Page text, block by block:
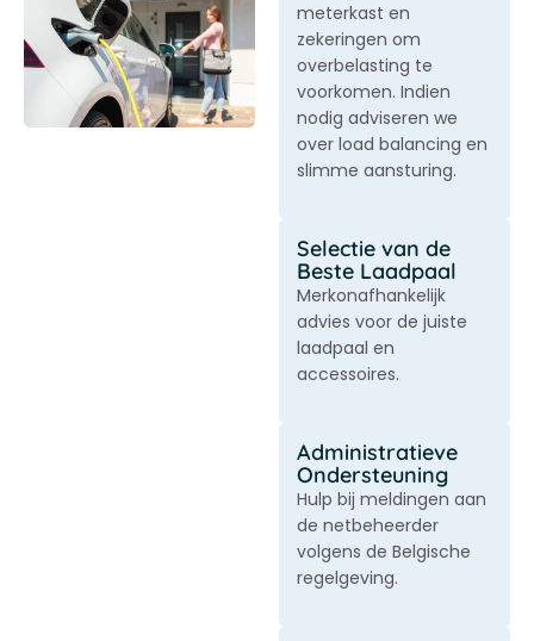
meterkast en
zekeringen om
overbelasting te
voorkomen. Indien
nodig adviseren we
over load balancing en
slimme aansturing.
Selectie van de
Beste Laadpaal
Merkonafhankelijk
advies voor de juiste
laadpaal en
accessoires.
Administratieve
Ondersteuning
Hulp bij meldingen aan
de netbeheerder
volgens de Belgische
regelgeving.